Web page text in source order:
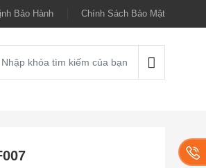
Bảo Hành Chính Sách Bảo Mật